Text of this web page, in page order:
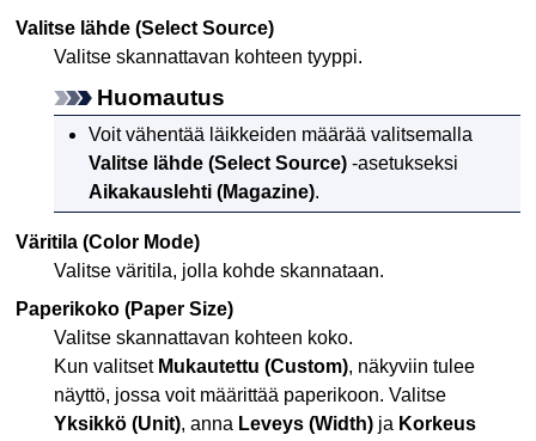
Valitse lähde (Select Source)
Valitse skannattavan kohteen tyyppi.
Huomautus
Voit vähentää läikkeiden määrää valitsemalla
Valitse lähde (Select Source) -asetukseksi
Aikakauslehti (Magazine).
Väritila (Color Mode)
Valitse väritila, jolla kohde skannataan.
Paperikoko (Paper Size)
Valitse skannattavan kohteen koko.
Kun valitset Mukautettu (Custom), näkyviin tulee
näyttö, jossa voit määrittää paperikoon. Valitse
Yksikkö (Unit), anna Leveys (Width) ja Korkeus